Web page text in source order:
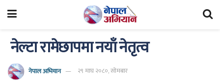
नेल्टा रामेछापमा नयाँ नेतृत्व
नेपाल अभियान २९ माघ २०८०, सोमबार